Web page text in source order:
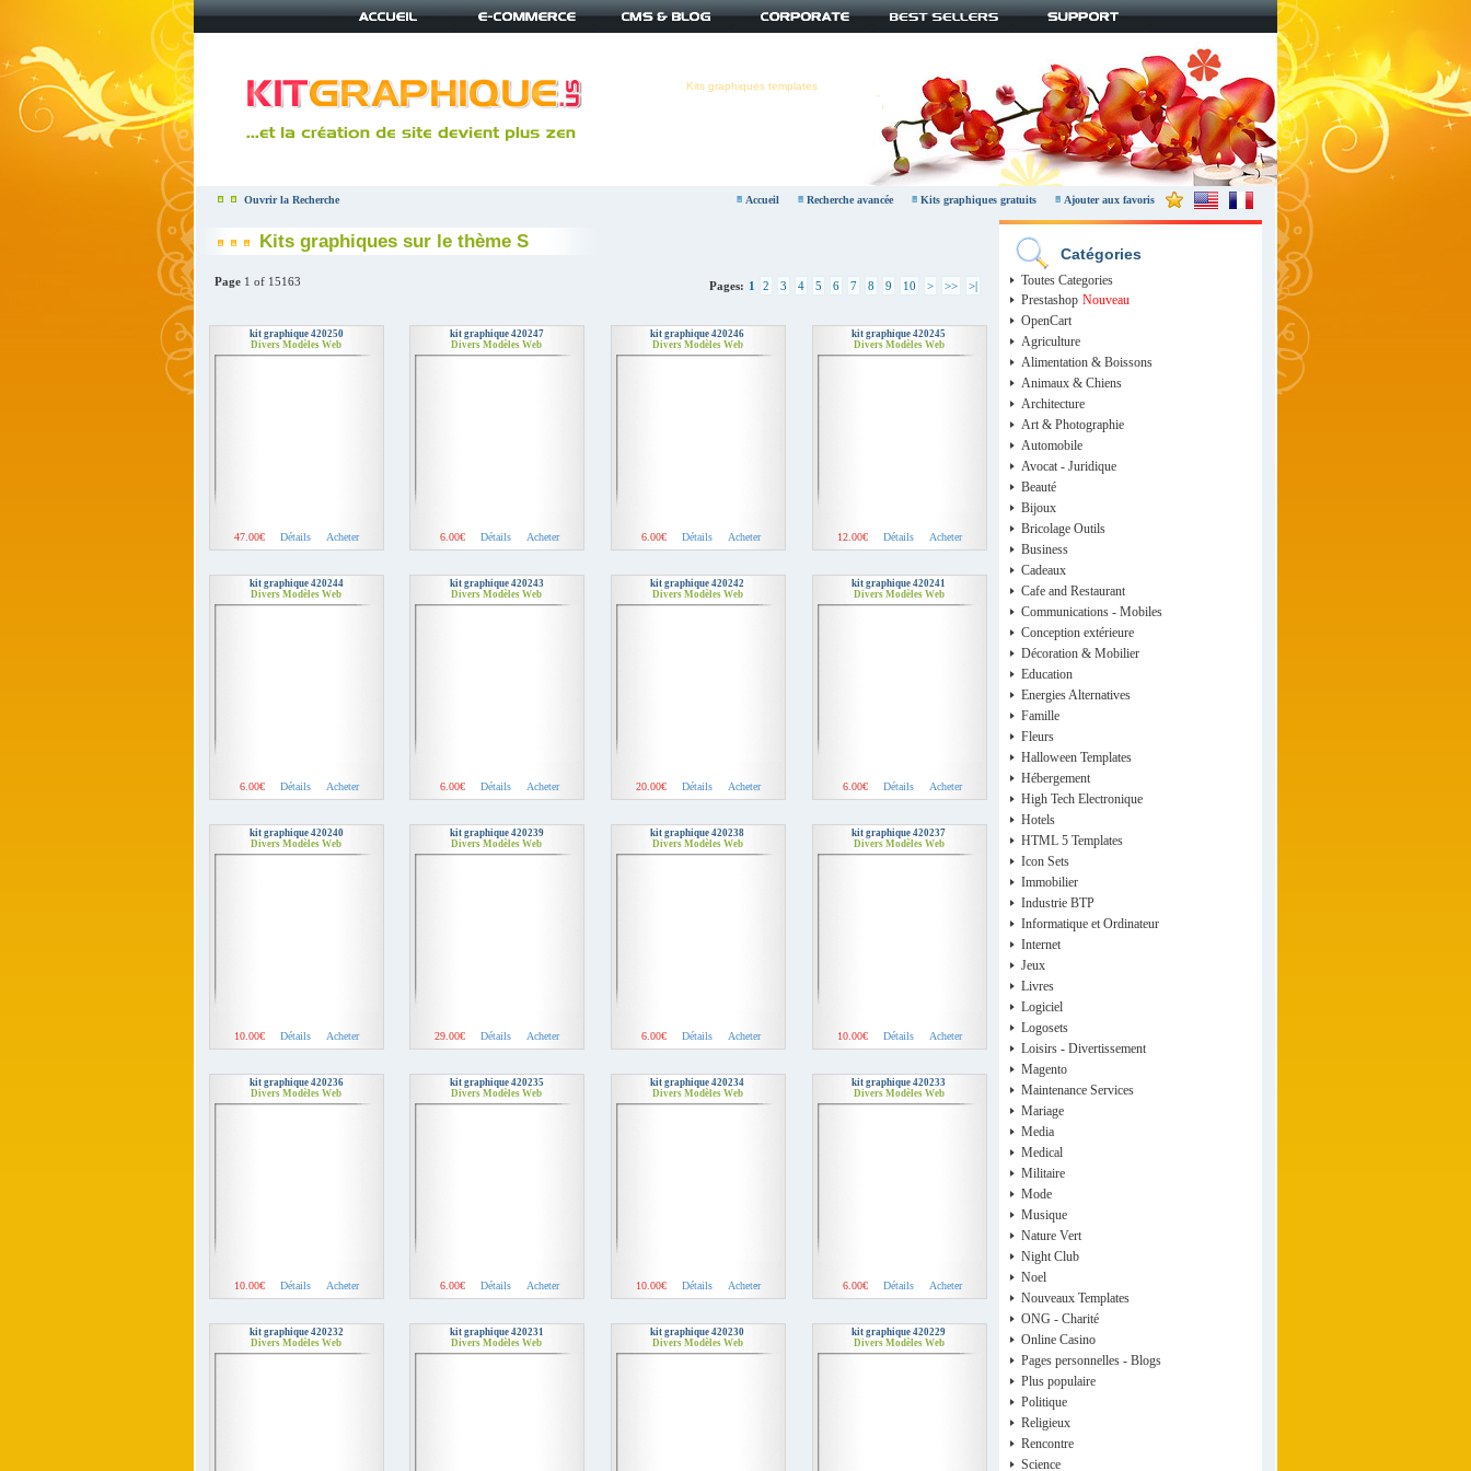
Kits graphiques templates
Ouvrir la Recherche Accueil Recherche avancée Kits graphiques gratuits Ajouter aux favoris
Kits graphiques sur le thème S
Page 1 of 15163 Pages: 1 2 3 4 5 6 7 8 9 10 > >> >|
kit graphique 420250
Divers Modèles Web
47.00€ Détails Acheter
kit graphique 420247
Divers Modèles Web
6.00€ Détails Acheter
kit graphique 420246
Divers Modèles Web
6.00€ Détails Acheter
kit graphique 420245
Divers Modèles Web
12.00€ Détails Acheter
kit graphique 420244
Divers Modèles Web
6.00€ Détails Acheter
kit graphique 420243
Divers Modèles Web
6.00€ Détails Acheter
kit graphique 420242
Divers Modèles Web
20.00€ Détails Acheter
kit graphique 420241
Divers Modèles Web
6.00€ Détails Acheter
kit graphique 420240
Divers Modèles Web
10.00€ Détails Acheter
kit graphique 420239
Divers Modèles Web
29.00€ Détails Acheter
kit graphique 420238
Divers Modèles Web
6.00€ Détails Acheter
kit graphique 420237
Divers Modèles Web
10.00€ Détails Acheter
kit graphique 420236
Divers Modèles Web
10.00€ Détails Acheter
kit graphique 420235
Divers Modèles Web
6.00€ Détails Acheter
kit graphique 420234
Divers Modèles Web
10.00€ Détails Acheter
kit graphique 420233
Divers Modèles Web
6.00€ Détails Acheter
kit graphique 420232
Divers Modèles Web
kit graphique 420231
Divers Modèles Web
kit graphique 420230
Divers Modèles Web
kit graphique 420229
Divers Modèles Web
Catégories
Toutes Categories
Prestashop Nouveau
OpenCart
Agriculture
Alimentation & Boissons
Animaux & Chiens
Architecture
Art & Photographie
Automobile
Avocat - Juridique
Beauté
Bijoux
Bricolage Outils
Business
Cadeaux
Cafe and Restaurant
Communications - Mobiles
Conception extérieure
Décoration & Mobilier
Education
Energies Alternatives
Famille
Fleurs
Halloween Templates
Hébergement
High Tech Electronique
Hotels
HTML 5 Templates
Icon Sets
Immobilier
Industrie BTP
Informatique et Ordinateur
Internet
Jeux
Livres
Logiciel
Logosets
Loisirs - Divertissement
Magento
Maintenance Services
Mariage
Media
Medical
Militaire
Mode
Musique
Nature Vert
Night Club
Noel
Nouveaux Templates
ONG - Charité
Online Casino
Pages personnelles - Blogs
Plus populaire
Politique
Religieux
Rencontre
Science